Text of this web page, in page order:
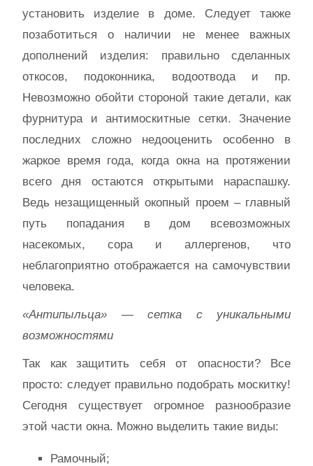
установить изделие в доме. Следует также
позаботиться о наличии не менее важных
дополнений изделия: правильно сделанных
откосов, подоконника, водоотвода и пр.
Невозможно обойти стороной такие детали, как
фурнитура и антимоскитные сетки. Значение
последних сложно недооценить особенно в
жаркое время года, когда окна на протяжении
всего дня остаются открытыми нараспашку.
Ведь незащищенный окопный проем – главный
путь попадания в дом всевозможных
насекомых, сора и аллергенов, что
неблагоприятно отображается на самочувствии
человека.
«Антипыльца» — сетка с уникальными
возможностями
Так как защитить себя от опасности? Все
просто: следует правильно подобрать москитку!
Сегодня существует огромное разнообразие
этой части окна. Можно выделить такие виды:
Рамочный;